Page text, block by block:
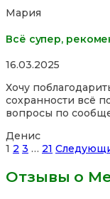
Мария
Всё супер,
Rated
out
of
5
16.03.2025
Хочу
сохранности всё
вопросы по
Денис
Site
Reviews
навигация
Страница
1 Страница
2 Страница
3 … Страница
21
Отзывы о